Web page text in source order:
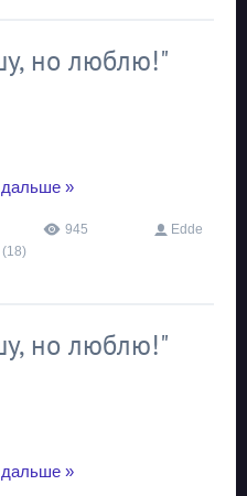
но люблю!"
дальше »
945
Edde
но люблю!"
дальше »